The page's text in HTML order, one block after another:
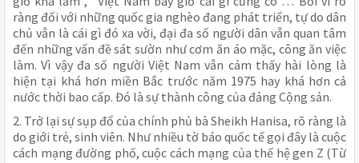
ràng đối với những quốc gia nghèo đang phát triển, tự do dân
chủ vẫn là cái gì đó xa vời, đại đa số người dân vẫn quan tâm
đến những vấn đề sát sườn như cơm ăn áo mặc, công ăn việc
làm. Vì vậy đa số người Việt Nam vẫn cảm thấy hài lòng là
hiện tại khá hơn miền Bắc trước năm 1975 hay khá hơn cả
nước thời bao cấp. Đó là sự thành công của đảng Cộng sản.
2. Trở lại sự sụp đổ của chính phủ bà Sheikh Hanisa, rõ ràng là
do giới trẻ, sinh viên. Như nhiều tờ báo quốc tế gọi đây là cuộc
cách mạng đường phố, cuộc cách mạng của thế hệ gen Z (Từ